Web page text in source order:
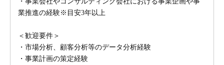
業推進の経験※目安3年以上
＜歓迎要件＞
・市場分析、顧客分析等のデータ分析経験
・事業計画の策定経験